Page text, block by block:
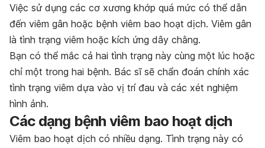
Việc sử dụng các cơ xương khớp quá mức có thể dẫn
đến viêm gân hoặc bệnh viêm bao hoạt dịch. Viêm gân
là tình trạng viêm hoặc kích ứng dây chằng.
Bạn có thể mắc cả hai tình trạng này cùng một lúc hoặc
chỉ một trong hai bệnh. Bác sĩ sẽ chẩn đoán chính xác
tình trạng viêm dựa vào vị trí đau và các xét nghiệm
hình ảnh.
Các dạng bệnh viêm bao hoạt dịch
Viêm bao hoạt dịch có nhiều dạng. Tình trạng này có